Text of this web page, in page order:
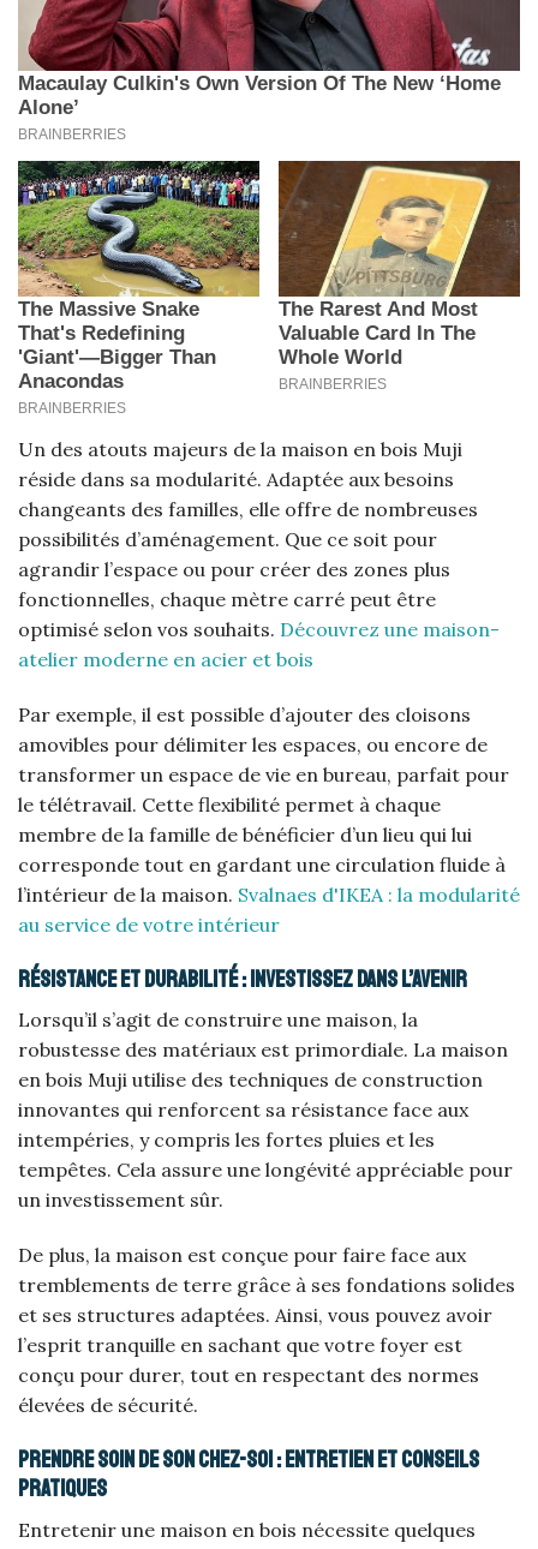
Un des atouts majeurs de la maison en bois Muji
réside dans sa modularité. Adaptée aux besoins
changeants des familles, elle offre de nombreuses
possibilités d’aménagement. Que ce soit pour
agrandir l’espace ou pour créer des zones plus
fonctionnelles, chaque mètre carré peut être
optimisé selon vos souhaits. Découvrez une maison-
atelier moderne en acier et bois
Par exemple, il est possible d’ajouter des cloisons
amovibles pour délimiter les espaces, ou encore de
transformer un espace de vie en bureau, parfait pour
le télétravail. Cette flexibilité permet à chaque
membre de la famille de bénéficier d’un lieu qui lui
corresponde tout en gardant une circulation fluide à
l’intérieur de la maison. Svalnaes d'IKEA : la modularité
au service de votre intérieur
Résistance et durabilité : investissez dans l’avenir
Lorsqu’il s’agit de construire une maison, la
robustesse des matériaux est primordiale. La maison
en bois Muji utilise des techniques de construction
innovantes qui renforcent sa résistance face aux
intempéries, y compris les fortes pluies et les
tempêtes. Cela assure une longévité appréciable pour
un investissement sûr.
De plus, la maison est conçue pour faire face aux
tremblements de terre grâce à ses fondations solides
et ses structures adaptées. Ainsi, vous pouvez avoir
l’esprit tranquille en sachant que votre foyer est
conçu pour durer, tout en respectant des normes
élevées de sécurité.
Prendre soin de son chez-soi : entretien et conseils
pratiques
Entretenir une maison en bois nécessite quelques